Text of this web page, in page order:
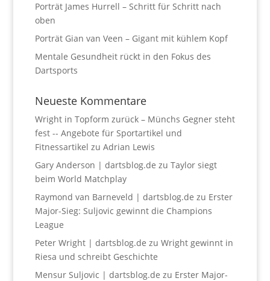
Porträt James Hurrell – Schritt für Schritt nach
oben
Porträt Gian van Veen – Gigant mit kühlem Kopf
Mentale Gesundheit rückt in den Fokus des
Dartsports
Neueste Kommentare
Wright in Topform zurück – Münchs Gegner steht
fest -- Angebote für Sportartikel und
Fitnessartikel zu Adrian Lewis
Gary Anderson | dartsblog.de zu Taylor siegt
beim World Matchplay
Raymond van Barneveld | dartsblog.de zu Erster
Major-Sieg: Suljovic gewinnt die Champions
League
Peter Wright | dartsblog.de zu Wright gewinnt in
Riesa und schreibt Geschichte
Mensur Suljovic | dartsblog.de zu Erster Major-